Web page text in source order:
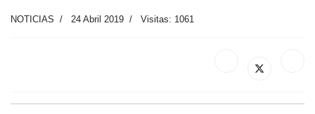
NOTICIAS 24 Abril 2019 Visitas: 1061